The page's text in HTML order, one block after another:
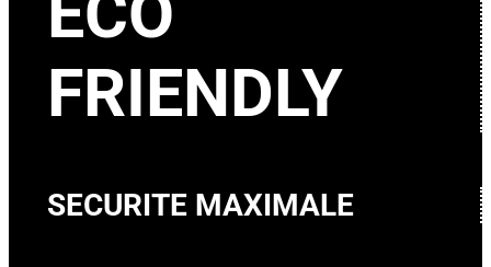
FRIENDLY
SECURITE MAXIMALE